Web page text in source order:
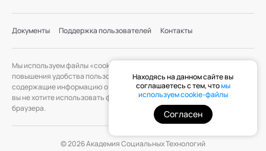
Документы Поддержка пользователей Контакты
Мы используем файлы «cookie» с целью персонализации сервисов и
повышения удобства пользования веб-сайтом. «Cookie» — файлы,
содержащие информацию о предыдущих посещениях веб-сайта. Если
вы не хотите использовать файлы «cookie», измените настройки
браузера.
© 2026 Академия Социальных Технологий
Находясь на данном сайте вы
соглашаетесь с тем, чтомы
используем cookie-файлы
Согласен